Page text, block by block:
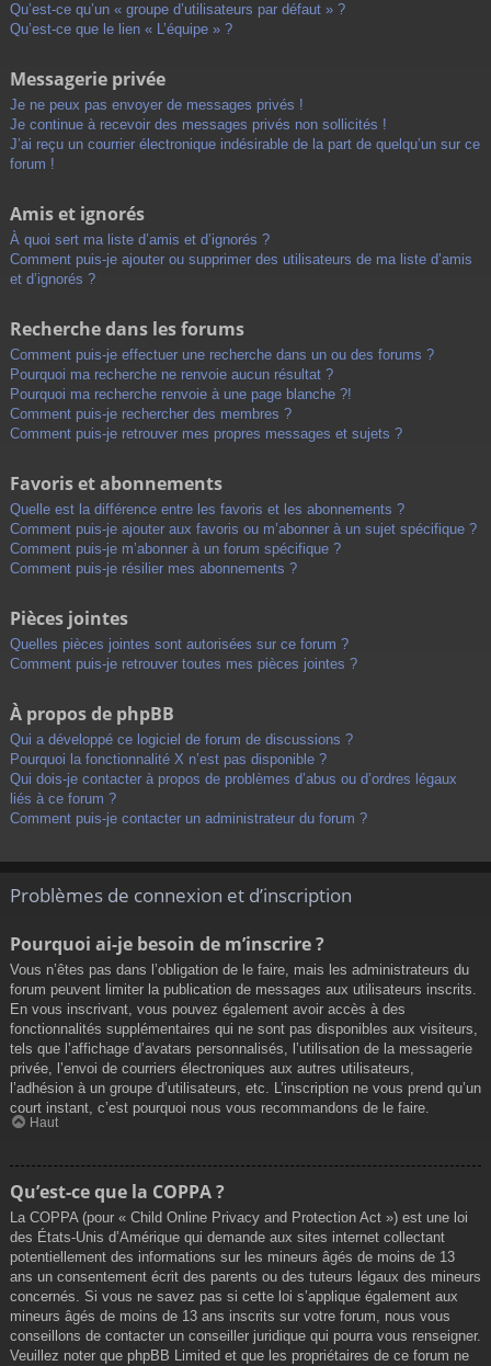
Qu’est-ce qu’un « groupe d’utilisateurs par défaut » ?
Qu’est-ce que le lien « L’équipe » ?
Messagerie privée
Je ne peux pas envoyer de messages privés !
Je continue à recevoir des messages privés non sollicités !
J’ai reçu un courrier électronique indésirable de la part de quelqu’un sur ce
forum !
Amis et ignorés
À quoi sert ma liste d’amis et d’ignorés ?
Comment puis-je ajouter ou supprimer des utilisateurs de ma liste d’amis
et d’ignorés ?
Recherche dans les forums
Comment puis-je effectuer une recherche dans un ou des forums ?
Pourquoi ma recherche ne renvoie aucun résultat ?
Pourquoi ma recherche renvoie à une page blanche ?!
Comment puis-je rechercher des membres ?
Comment puis-je retrouver mes propres messages et sujets ?
Favoris et abonnements
Quelle est la différence entre les favoris et les abonnements ?
Comment puis-je ajouter aux favoris ou m’abonner à un sujet spécifique ?
Comment puis-je m’abonner à un forum spécifique ?
Comment puis-je résilier mes abonnements ?
Pièces jointes
Quelles pièces jointes sont autorisées sur ce forum ?
Comment puis-je retrouver toutes mes pièces jointes ?
À propos de phpBB
Qui a développé ce logiciel de forum de discussions ?
Pourquoi la fonctionnalité X n’est pas disponible ?
Qui dois-je contacter à propos de problèmes d’abus ou d’ordres légaux
liés à ce forum ?
Comment puis-je contacter un administrateur du forum ?
Problèmes de connexion et d’inscription
Pourquoi ai-je besoin de m’inscrire ?
Vous n’êtes pas dans l’obligation de le faire, mais les administrateurs du
forum peuvent limiter la publication de messages aux utilisateurs inscrits.
En vous inscrivant, vous pouvez également avoir accès à des
fonctionnalités supplémentaires qui ne sont pas disponibles aux visiteurs,
tels que l’affichage d’avatars personnalisés, l’utilisation de la messagerie
privée, l’envoi de courriers électroniques aux autres utilisateurs,
l’adhésion à un groupe d’utilisateurs, etc. L’inscription ne vous prend qu’un
court instant, c’est pourquoi nous vous recommandons de le faire.
Haut
Qu’est-ce que la COPPA ?
La COPPA (pour « Child Online Privacy and Protection Act ») est une loi
des États-Unis d’Amérique qui demande aux sites internet collectant
potentiellement des informations sur les mineurs âgés de moins de 13
ans un consentement écrit des parents ou des tuteurs légaux des mineurs
concernés. Si vous ne savez pas si cette loi s’applique également aux
mineurs âgés de moins de 13 ans inscrits sur votre forum, nous vous
conseillons de contacter un conseiller juridique qui pourra vous renseigner.
Veuillez noter que phpBB Limited et que les propriétaires de ce forum ne